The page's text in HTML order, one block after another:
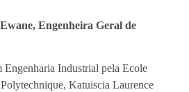
Engenheira Geral de
Engenharia Industrial pela Ecole
Katuiscia Laurence